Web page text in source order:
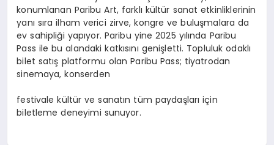
konumlanan Paribu Art, farklı kültür sanat etkinliklerinin
yanı sıra ilham verici zirve, kongre ve buluşmalara da
ev sahipliği yapıyor. Paribu yine 2025 yılında Paribu
Pass ile bu alandaki katkısını genişletti. Topluluk odaklı
bilet satış platformu olan Paribu Pass; tiyatrodan
sinemaya, konserden
festivale kültür ve sanatın tüm paydaşları için
biletleme deneyimi sunuyor.